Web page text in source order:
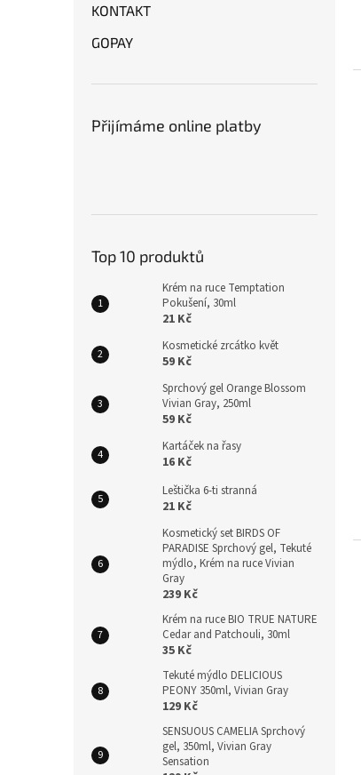
KONTAKT
GOPAY
Přijímáme online platby
Top 10 produktů
Krém na ruce Temptation
Pokušení, 30ml
21 Kč
Kosmetické zrcátko květ
59 Kč
Sprchový gel Orange Blossom
Vivian Gray, 250ml
59 Kč
Kartáček na řasy
16 Kč
Leštička 6-ti stranná
21 Kč
Kosmetický set BIRDS OF
PARADISE Sprchový gel, Tekuté
mýdlo, Krém na ruce Vivian
Gray
239 Kč
Krém na ruce BIO TRUE NATURE
Cedar and Patchouli, 30ml
35 Kč
Tekuté mýdlo DELICIOUS
PEONY 350ml, Vivian Gray
129 Kč
SENSUOUS CAMELIA Sprchový
gel, 350ml, Vivian Gray
Sensation